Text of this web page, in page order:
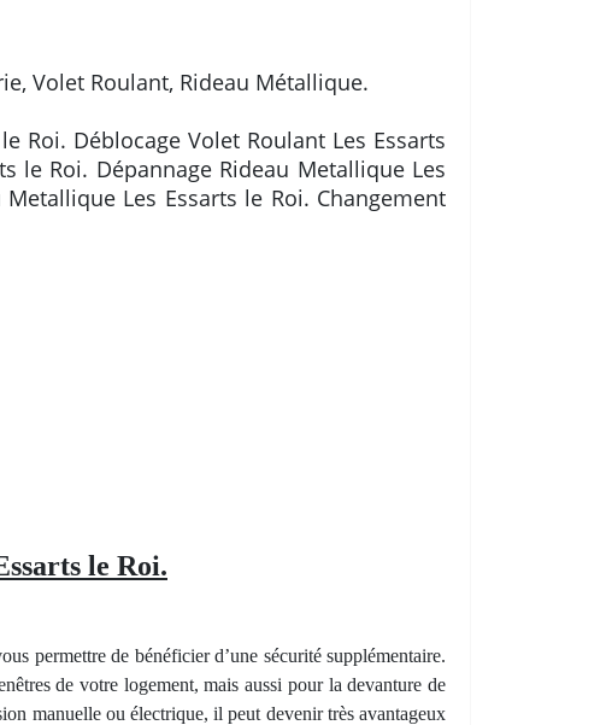
Volet Roulant, Rideau Métallique.
Roi. Déblocage Volet Roulant Les Essarts
le Roi. Dépannage Rideau Metallique Les
Les Essarts le Roi. Changement
le Roi.
permettre de bénéficier d’une sécurité supplémentaire.
de votre logement, mais aussi pour la devanture de
manuelle ou électrique, il peut devenir très avantageux